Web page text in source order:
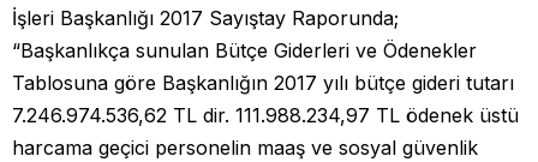
İşleri Başkanlığı 2017 Sayıştay Raporunda;
“Başkanlıkça sunulan Bütçe Giderleri ve Ödenekler
Tablosuna göre Başkanlığın 2017 yılı bütçe gideri tutarı
7.246.974.536,62 TL dir. 111.988.234,97 TL ödenek üstü
harcama geçici personelin maaş ve sosyal güvenlik